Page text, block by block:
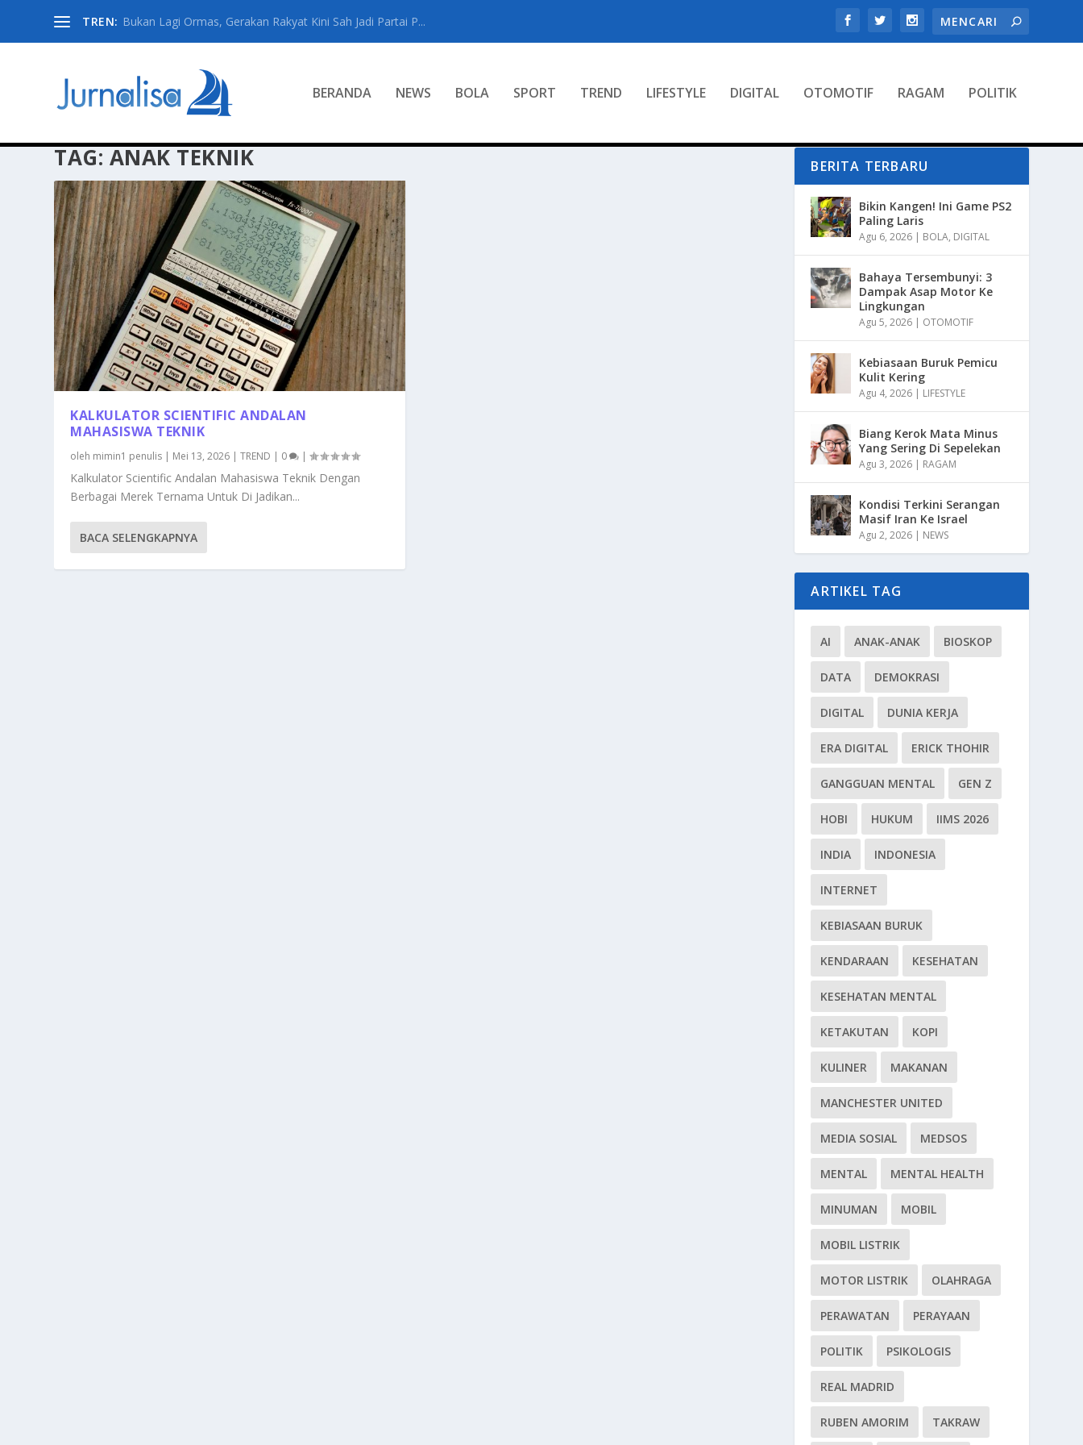
TREN: Bukan Lagi Ormas, Gerakan Rakyat Kini Sah Jadi Partai P...
BERANDA NEWS BOLA SPORT TREND LIFESTYLE DIGITAL OTOMOTIF RAGAM POLITIK
TAG: ANAK TEKNIK
KALKULATOR SCIENTIFIC ANDALAN
MAHASISWA TEKNIK
oleh mimin1 penulis | Mei 13, 2026 |TREND | 0 |
Kalkulator Scientific Andalan Mahasiswa Teknik Dengan
Berbagai Merek Ternama Untuk Di Jadikan...
BACA SELENGKAPNYA
BERITA TERBARU
Bikin Kangen! Ini Game PS2
Paling Laris
Agu 6, 2026 | BOLA, DIGITAL
Bahaya Tersembunyi: 3
Dampak Asap Motor Ke
Lingkungan
Agu 5, 2026 | OTOMOTIF
Kebiasaan Buruk Pemicu
Kulit Kering
Agu 4, 2026 | LIFESTYLE
Biang Kerok Mata Minus
Yang Sering Di Sepelekan
Agu 3, 2026 | RAGAM
Kondisi Terkini Serangan
Masif Iran Ke Israel
Agu 2, 2026 | NEWS
ARTIKEL TAG
AI ANAK-ANAK BIOSKOP
DATA DEMOKRASI
DIGITAL DUNIA KERJA
ERA DIGITAL ERICK THOHIR
GANGGUAN MENTAL GEN Z
HOBI HUKUM IIMS 2026
INDIA INDONESIA
INTERNET
KEBIASAAN BURUK
KENDARAAN KESEHATAN
KESEHATAN MENTAL
KETAKUTAN KOPI
KULINER MAKANAN
MANCHESTER UNITED
MEDIA SOSIAL MEDSOS
MENTAL MENTAL HEALTH
MINUMAN MOBIL
MOBIL LISTRIK
MOTOR LISTRIK OLAHRAGA
PERAWATAN PERAYAAN
POLITIK PSIKOLOGIS
REAL MADRID
RUBEN AMORIM TAKRAW